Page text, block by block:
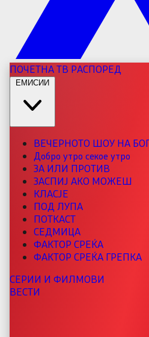
ПОЧЕТНАТВ РАСПОРЕД
ЕМИСИИ
ВЕЧЕРНОТО ШОУ НА
Добро утро секое утро
ЗА ИЛИ ПРОТИВ
ЗАСПИЈ АКО МОЖЕШ
КЛАСЈЕ
ПОД ЛУПА
ПОТКАСТ
СЕДМИЦА
ФАКТОР СРЕЌА
ФАКТОР СРЕЌА ГРЕПКА
СЕРИИ И ФИЛМОВИ
ВЕСТИ